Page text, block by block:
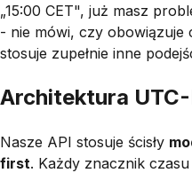
„15:00 CET", już masz
- nie mówi, czy obowiązuje
stosuje zupełnie inne
Architektura
Nasze API stosuje ścisły
first. Każdy znacznik